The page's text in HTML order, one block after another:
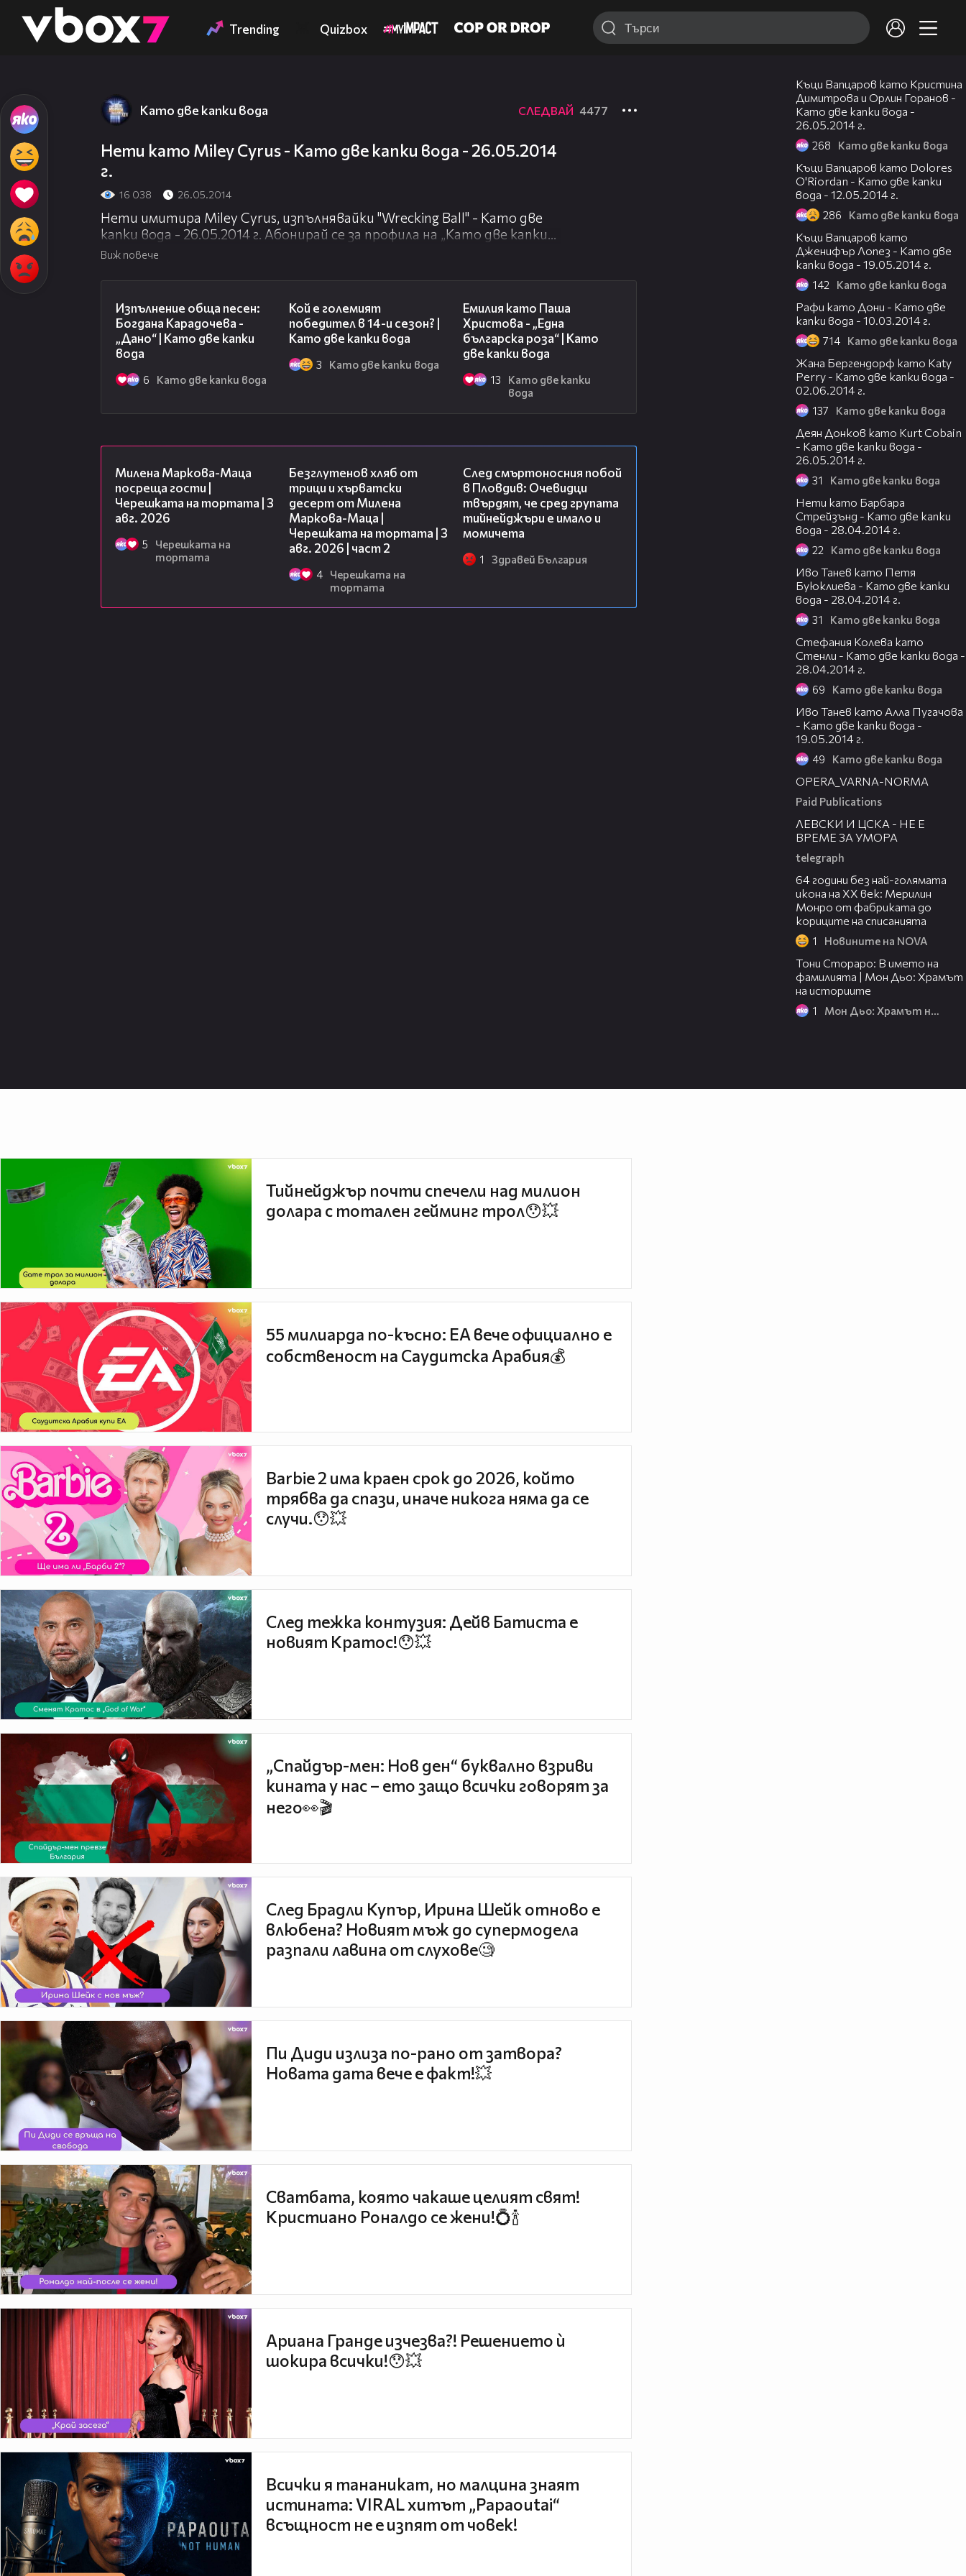
👾 Trending Quizbox
Като две капки вода СЛЕДВАЙ 4477
Нети като Miley Cyrus - Като две капки вода - 26.05.2014
г.
16 038 26.05.2014
Нети имитира Miley Cyrus, изпълнявайки "Wrecking Ball" - Като две
капки вода - 26.05.2014 г. Абонирай се за профила на „Като две капки
вода” чрез бутона „Абонирам се” и следи ексклузивно най-ярките
Виж повече
Изпълнение обща песен:
Богдана Карадочева -
„Дано“ | Като две капки
вода
6 Като две капки вода
Кой е големият
победител в 14-и сезон? |
Като две капки вода
3 Като две капки вода
Емилия като Паша
Христова - „Една
българска роза“ | Като
две капки вода
13
Като две капки
вода
Милена Маркова-Маца
посреща гости |
Черешката на тортата | 3
авг. 2026
5
Черешката на
тортата
Безглутенов хляб от
трици и хърватски
десерт от Милена
Маркова-Маца |
Черешката на тортата | 3
авг. 2026 | част 2
4
Черешката на
тортата
След смъртоносния побой
в Пловдив: Очевидци
твърдят, че сред групата
тийнейджъри е имало и
момичета
1 Здравей България
Къци Вапцаров като Кристина
Димитрова и Орлин Горанов -
Като две капки вода -
26.05.2014 г.
268 Като две капки вода
Къци Вапцаров като Dolores
O'Riordan - Като две капки
вода - 12.05.2014 г.
286 Като две капки вода
Къци Вапцаров като
Дженифър Лопез - Като две
капки вода - 19.05.2014 г.
142 Като две капки вода
Рафи като Дони - Като две
капки вода - 10.03.2014 г.
714 Като две капки вода
Жана Бергендорф като Katy
Perry - Като две капки вода -
02.06.2014 г.
137 Като две капки вода
Деян Донков като Kurt Cobain
- Като две капки вода -
26.05.2014 г.
31 Като две капки вода
Нети като Барбара
Стрейзънд - Като две капки
вода - 28.04.2014 г.
22 Като две капки вода
Иво Танев като Петя
Буюклиева - Като две капки
вода - 28.04.2014 г.
31 Като две капки вода
Стефания Колева като
Стенли - Като две капки вода -
28.04.2014 г.
69 Като две капки вода
Иво Танев като Алла Пугачова
- Като две капки вода -
19.05.2014 г.
49 Като две капки вода
OPERA_VARNA-NORMA
Paid Publications
ЛЕВСКИ И ЦСКА - НЕ Е
ВРЕМЕ ЗА УМОРА
telegraph
64 години без най-голямата
икона на XX век: Мерилин
Монро от фабриката до
кориците на списанията
1 Новините на NOVA
Тони Стораро: В името на
фамилията | Мон Дьо: Храмът
на историите
1 Мон Дьо: Храмът на историите
Тийнейджър почти спечели над милион
долара с тотален гейминг трол😯💥
55 милиарда по-късно: EA вече официално е
собственост на Саудитска Арабия💰
Barbie 2 има краен срок до 2026, който
трябва да спази, иначе никога няма да се
случи.😯💥
След тежка контузия: Дейв Батиста е
новият Кратос!😯💥
„Спайдър-мен: Нов ден“ буквално взриви
кината у нас – ето защо всички говорят за
него👀🎬
След Брадли Купър, Ирина Шейк отново е
влюбена? Новият мъж до супермодела
разпали лавина от слухове🧐
Пи Диди излиза по-рано от затвора?
Новата дата вече е факт!💥
Сватбата, която чакаше целият свят!
Кристиано Роналдо се жени!💍🍾
Ариана Гранде изчезва?! Решението ѝ
шокира всички!😯💥
Всички я тананикат, но малцина знаят
истината: VIRAL хитът „Papaoutai“
всъщност не е изпят от човек!